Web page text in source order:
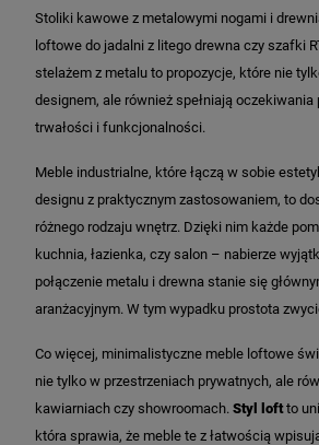
Stoliki kawowe z metalowymi nogami i
loftowe do jadalni z litego drewna czy szafki
stelażem z metalu to propozycje, które nie
designem, ale również spełniają oczekiwania
trwałości i funkcjonalności.
Meble industrialne, które łączą w sobie
designu z praktycznym zastosowaniem, to
różnego rodzaju wnętrz. Dzięki nim każde
kuchnia, łazienka, czy salon – nabierze
połączenie metalu i drewna stanie się
aranżacyjnym. W tym wypadku prostota
Co więcej, minimalistyczne meble loftowe
nie tylko w przestrzeniach prywatnych, ale
kawiarniach czy showroomach. Styl loftto
która sprawia, że meble te z łatwością